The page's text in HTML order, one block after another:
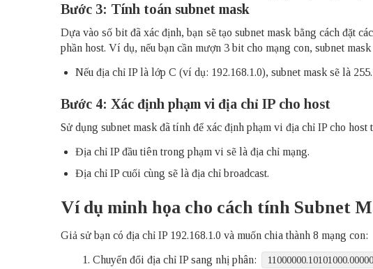
Bước 3: Tính toán subnet mask
Dựa vào số bit đã xác định, bạn sẽ tạo subnet mask bằng cách đặt
phần host. Ví dụ, nếu bạn cần mượn 3 bit cho mạng con, subnet mask
Nếu địa chỉ IP là lớp C (ví dụ: 192.168.1.0), subnet mask sẽ là
Bước 4: Xác định phạm vi địa chỉ IP cho host
Sử dụng subnet mask đã tính để xác định phạm vi địa chỉ IP cho host
Địa chỉ IP đầu tiên trong phạm vi sẽ là địa chỉ mạng.
Địa chỉ IP cuối cùng sẽ là địa chỉ broadcast.
Ví dụ minh họa cho cách tính Subnet
Giả sử bạn có địa chỉ IP 192.168.1.0 và muốn chia thành 8 mạng con:
Chuyển đổi địa chỉ IP sang nhị phân: